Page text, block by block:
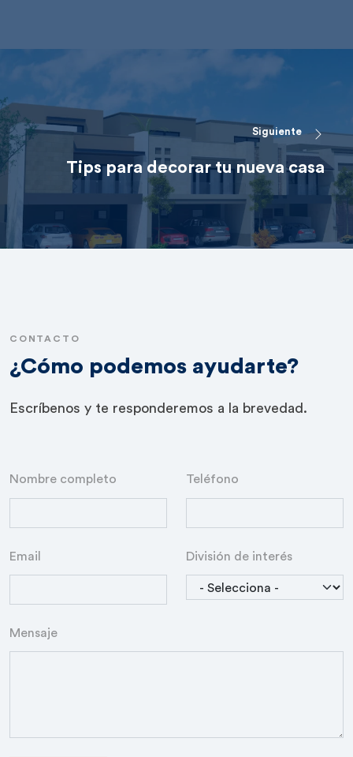
Siguiente
Tips para decorar tu nueva casa
CONTACTO
¿Cómo podemos ayudarte?
Escríbenos y te responderemos a la brevedad.
Nombre completo Teléfono
Email División de interés
Mensaje